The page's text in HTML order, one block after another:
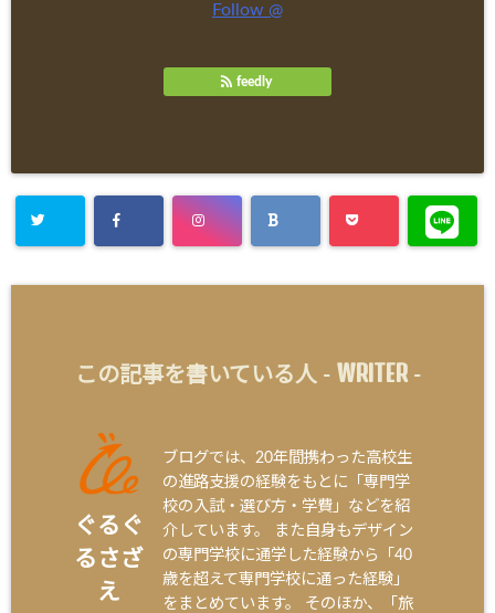
Follow @
feedly
この記事を書いている人 - WRITER-
ぐるぐ
るさざ
え
ブログでは、20年間携わった高校生
の進路支援の経験をもとに「専門学
校の入試・選び方・学費」などを紹
介しています。 また自身もデザイン
の専門学校に通学した経験から「40
歳を超えて専門学校に通った経験」
をまとめています。 そのほか、「旅